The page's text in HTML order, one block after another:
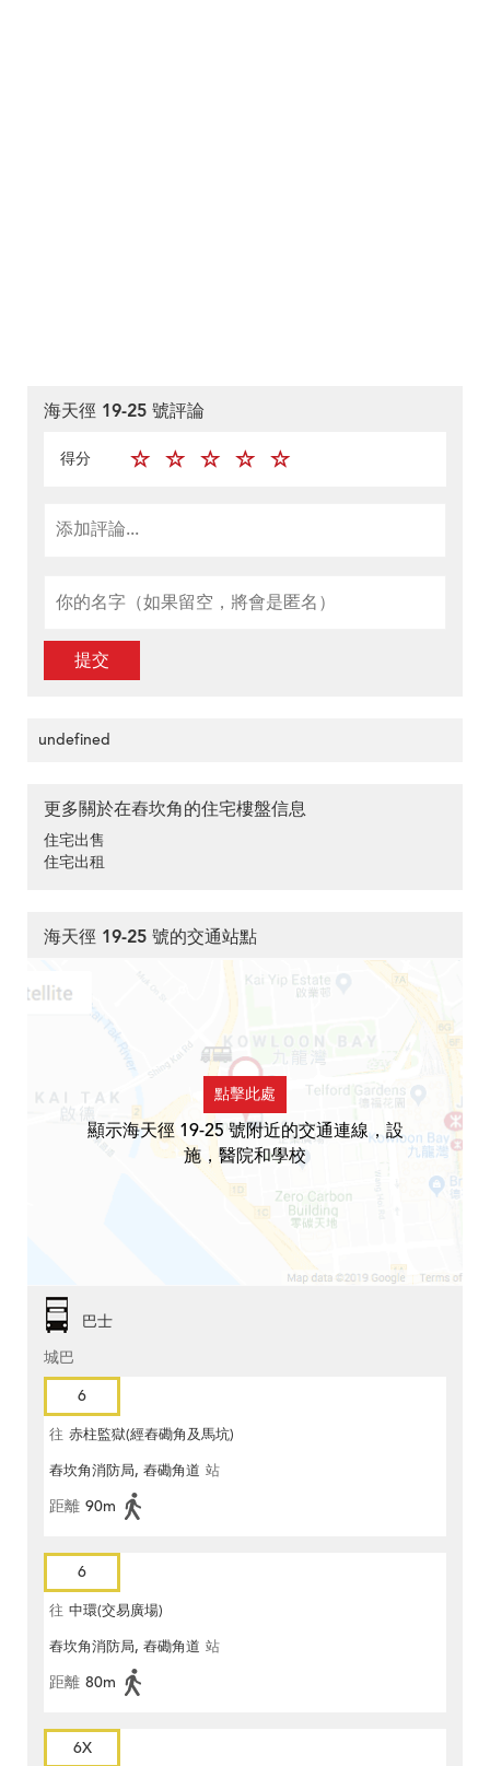
海天徑 19-25 號評論
得分
提交
undefined
更多關於在舂坎角的住宅樓盤信息
住宅出售
住宅出租
海天徑 19-25 號的交通站點
點擊此處
顯示海天徑 19-25 號附近的交通連線，設
施，醫院和學校
巴士
城巴
6
往 赤柱監獄(經舂磡角及馬坑)
舂坎角消防局, 舂磡角道 站
距離 90m
6
往 中環(交易廣場)
舂坎角消防局, 舂磡角道 站
距離 80m
6X